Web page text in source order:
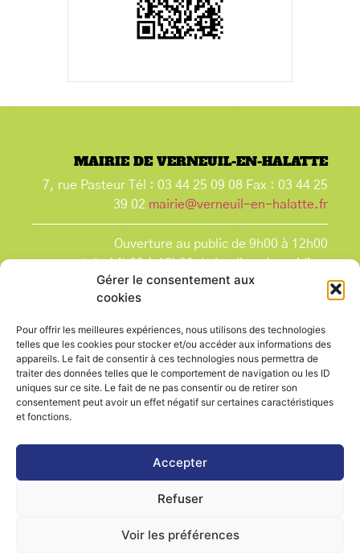
Gérer le consentement aux
cookies
Pour offrir les meilleures expériences, nous utilisons des technologies
telles que les cookies pour stocker et/ou accéder aux informations des
appareils. Le fait de consentir à ces technologies nous permettra de
traiter des données telles que le comportement de navigation ou les ID
uniques sur ce site. Le fait de ne pas consentir ou de retirer son
consentement peut avoir un effet négatif sur certaines caractéristiques
et fonctions.
Accepter
Refuser
Voir les préférences
MAIRIE DE VERNEUIL-EN-HALATTE
7, rue Pasteur Tél : 03 44 25 09 08 Fax : 03 44 25
39 02 mairie@verneuil-en-halatte.fr
Ouverture au public de 9h00 à 12h00
et de 14h00 à 18h00 du lundi après-midi au
vendredi,
et le samedi de 9h00 à 12h00.
que les jours fériés.
Contactez-nous Mentions légales